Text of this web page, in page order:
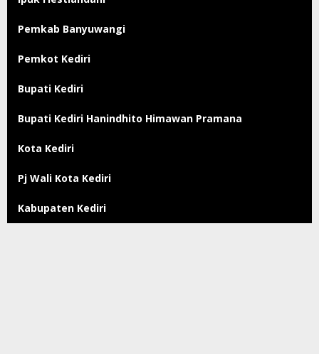
Pemkab Banyuwangi
Pemkot Kediri
Bupati Kediri
Bupati Kediri Hanindhito Himawan Pramana
Kota Kediri
Pj Wali Kota Kediri
Kabupaten Kediri